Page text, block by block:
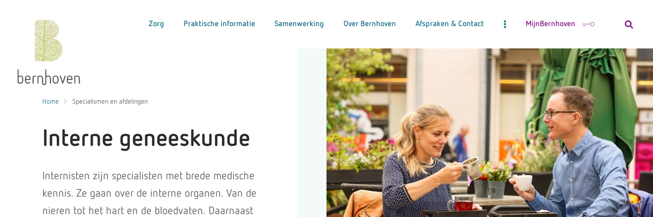
Zorg Praktische informatie Samenwerking Over Bernhoven Afspraken & Contact MijnBernhoven
Home Specialismen en afdelingen
Interne geneeskunde
Internisten zijn specialisten met brede medische
kennis. Ze gaan over de interne organen. Van de
nieren tot het hart en de bloedvaten. Daarnaast